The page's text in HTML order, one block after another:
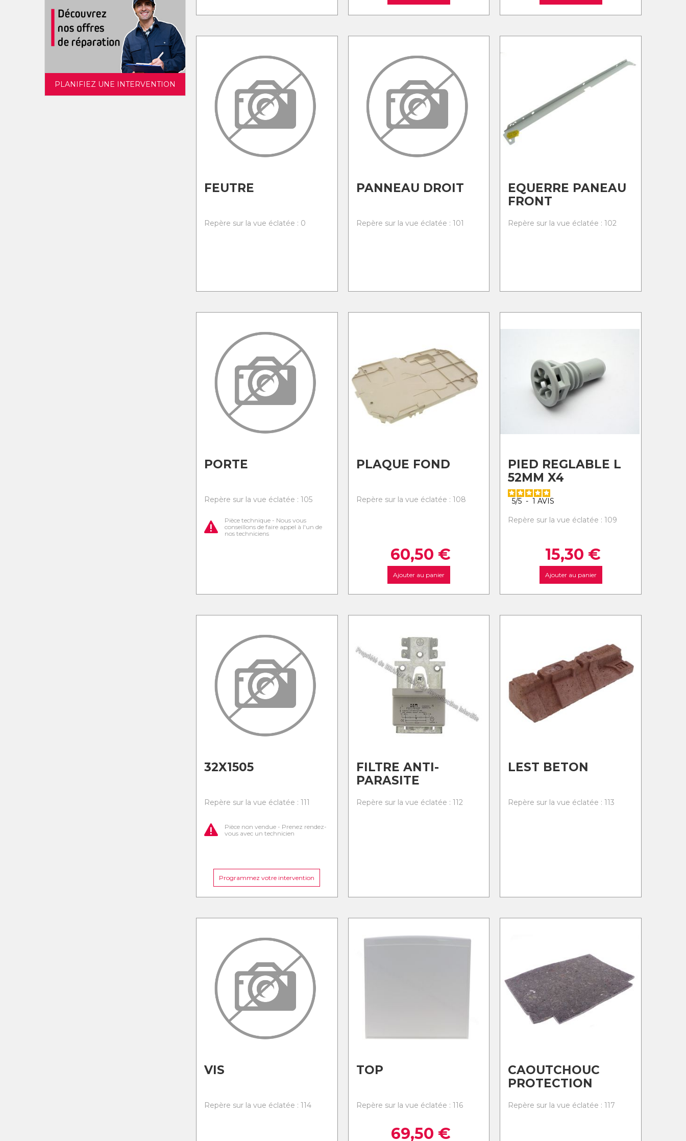
PLANIFIEZ UNE INTERVENTION
FEUTRE
Repère sur la vue éclatée : 0
PANNEAU DROIT
Repère sur la vue éclatée : 101
EQUERRE PANEAU
FRONT
Repère sur la vue éclatée : 102
PORTE
Repère sur la vue éclatée : 105
Pièce technique - Nous vous
conseillons de faire appel à l'un de
nos techniciens
PLAQUE FOND
Repère sur la vue éclatée : 108
60,50 €
Ajouter au panier
PIED REGLABLE L
52MM X4
5/5 - 1AVIS
Repère sur la vue éclatée : 109
15,30 €
Ajouter au panier
32X1505
Repère sur la vue éclatée : 111
Pièce non vendue - Prenez rendez-
vous avec un technicien
Programmez votre intervention
FILTRE ANTI-
PARASITE
Repère sur la vue éclatée : 112
LEST BETON
Repère sur la vue éclatée : 113
VIS
Repère sur la vue éclatée : 114
TOP
Repère sur la vue éclatée : 116
69,50 €
CAOUTCHOUC
PROTECTION
Repère sur la vue éclatée : 117